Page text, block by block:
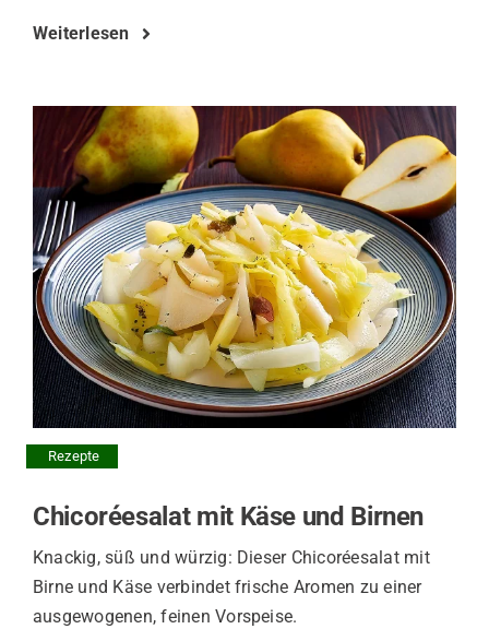
Weiterlesen
Rezepte
Chicoréesalat mit Käse und Birnen
Knackig, süß und würzig: Dieser Chicoréesalat mit
Birne und Käse verbindet frische Aromen zu einer
ausgewogenen, feinen Vorspeise.